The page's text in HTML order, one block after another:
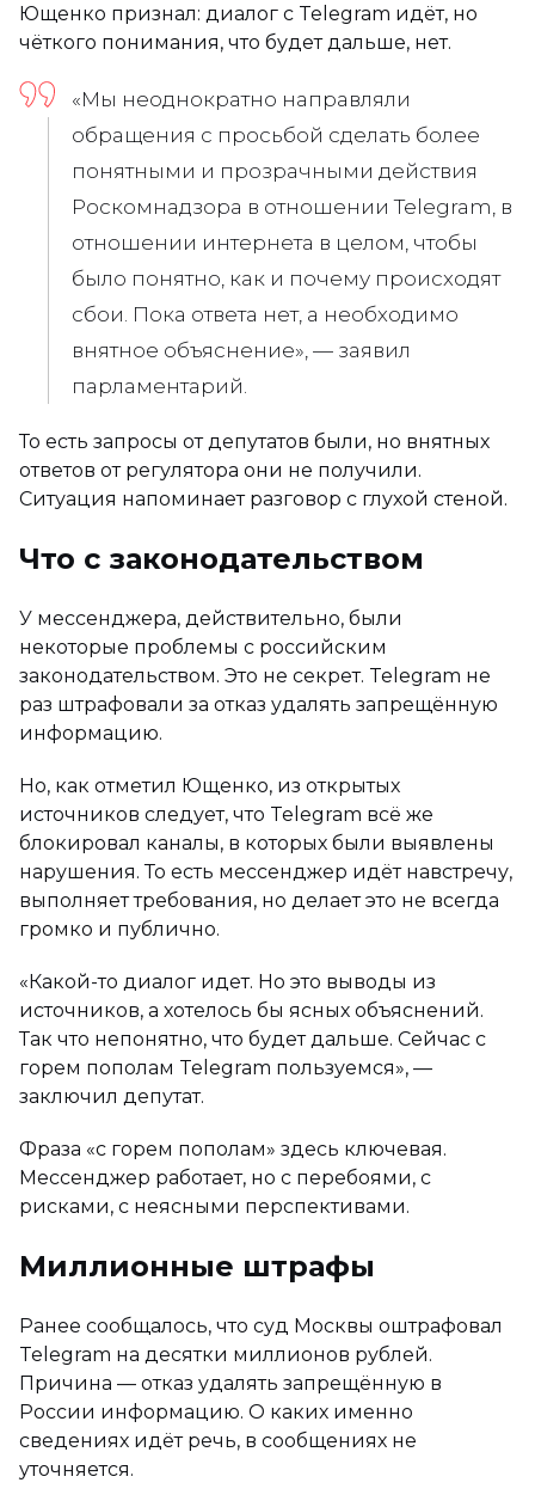
Ющенко признал: диалог с Telegram идёт, но
чёткого понимания, что будет дальше, нет.
«Мы неоднократно направляли
обращения с просьбой сделать более
понятными и прозрачными действия
Роскомнадзора в отношении Telegram, в
отношении интернета в целом, чтобы
было понятно, как и почему происходят
сбои. Пока ответа нет, а необходимо
внятное объяснение», — заявил
парламентарий.
То есть запросы от депутатов были, но внятных
ответов от регулятора они не получили.
Ситуация напоминает разговор с глухой стеной.
Что с законодательством
У мессенджера, действительно, были
некоторые проблемы с российским
законодательством. Это не секрет. Telegram не
раз штрафовали за отказ удалять запрещённую
информацию.
Но, как отметил Ющенко, из открытых
источников следует, что Telegram всё же
блокировал каналы, в которых были выявлены
нарушения. То есть мессенджер идёт навстречу,
выполняет требования, но делает это не всегда
громко и публично.
«Какой-то диалог идет. Но это выводы из
источников, а хотелось бы ясных объяснений.
Так что непонятно, что будет дальше. Сейчас с
горем пополам Telegram пользуемся», —
заключил депутат.
Фраза «с горем пополам» здесь ключевая.
Мессенджер работает, но с перебоями, с
рисками, с неясными перспективами.
Миллионные штрафы
Ранее сообщалось, что суд Москвы оштрафовал
Telegram на десятки миллионов рублей.
Причина — отказ удалять запрещённую в
России информацию. О каких именно
сведениях идёт речь, в сообщениях не
уточняется.